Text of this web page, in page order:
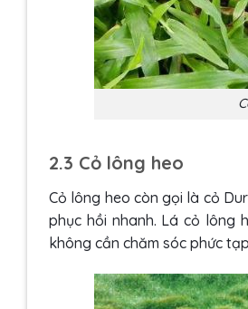
2.3 Cỏ lông heo
Cỏ lông heo còn gọi là cỏ
phục hồi nhanh. Lá cỏ lông
không cần chăm sóc phức